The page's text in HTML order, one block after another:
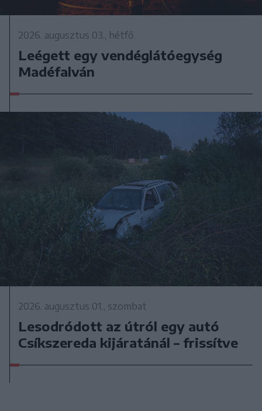
2026. augusztus 03., hétfő
Leégett egy vendéglátóegység
Madéfalván
2026. augusztus 01., szombat
Lesodródott az útról egy autó
Csíkszereda kijáratánál – frissítve